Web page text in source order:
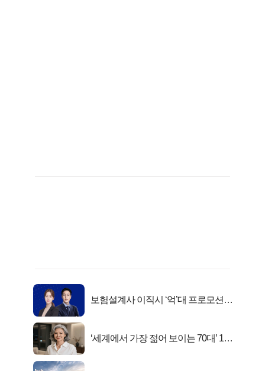
보험설계사 이직시 ‘억’대 프로모션!
‘세계에서 가장 젊어 보이는 70대’ 1위